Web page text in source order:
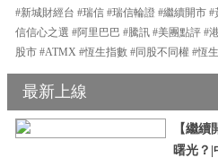
#新城財經台 #瑞信 #瑞信輪證 #繼續開市
信信心之選 #阿里巴巴 #騰訊 #美團點評 #
股市 #ATMX #恆生指數 #同股不同權 #恆
最新上線
【繼
曙光？|